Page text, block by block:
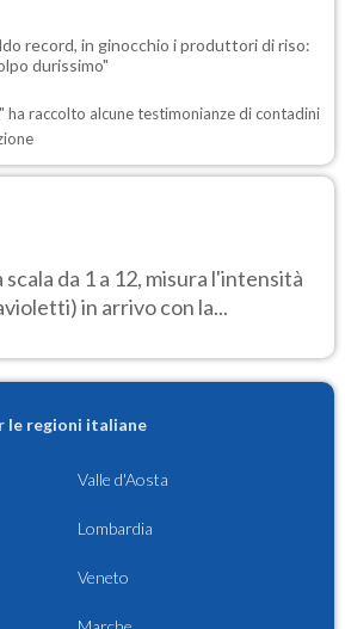
record, in ginocchio i produttori di riso:
durissimo"
ha raccolto alcune testimonianze di contadini
scala da 1 a 12, misura l'intensità
in arrivo con la...
le regioni italiane
Valle d'Aosta
Lombardia
Veneto